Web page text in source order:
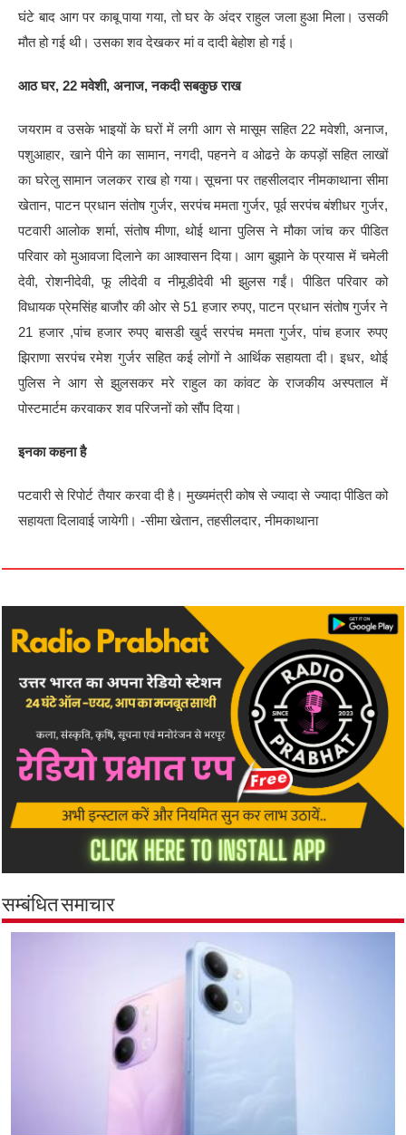
घंटे बाद आग पर काबू पाया गया, तो घर के अंदर राहुल जला हुआ मिला। उसकी
मौत हो गई थी। उसका शव देखकर मां व दादी बेहोश हो गई।
आठ घर, 22 मवेशी, अनाज, नकदी सबकुछ राख
जयराम व उसके भाइयों के घरों में लगी आग से मासूम सहित 22 मवेशी, अनाज,
पशुआहार, खाने पीने का सामान, नगदी, पहनने व ओढऩे के कपड़ों सहित लाखों
का घरेलु सामान जलकर राख हो गया। सूचना पर तहसीलदार नीमकाथाना सीमा
खेतान, पाटन प्रधान संतोष गुर्जर, सरपंच ममता गुर्जर, पूर्व सरपंच बंशीधर गुर्जर,
पटवारी आलोक शर्मा, संतोष मीणा, थोई थाना पुलिस ने मौका जांच कर पीडित
परिवार को मुआवजा दिलाने का आश्वासन दिया। आग बुझाने के प्रयास में चमेली
देवी, रोशनीदेवी, फू लीदेवी व नीमूडीदेवी भी झुलस गईं। पीडित परिवार को
विधायक प्रेमसिंह बाजौर की ओर से 51 हजार रुपए, पाटन प्रधान संतोष गुर्जर ने
21 हजार ,पांच हजार रुपए बासडी खुर्द सरपंच ममता गुर्जर, पांच हजार रुपए
झिराणा सरपंच रमेश गुर्जर सहित कई लोगों ने आर्थिक सहायता दी। इधर, थोई
पुलिस ने आग से झुलसकर मरे राहुल का कांवट के राजकीय अस्पताल में
पोस्टमार्टम करवाकर शव परिजनों को सौंप दिया।
इनका कहना है
पटवारी से रिपोर्ट तैयार करवा दी है। मुख्यमंत्री कोष से ज्यादा से ज्यादा पीडित को
सहायता दिलावाई जायेगी। -सीमा खेतान, तहसीलदार, नीमकाथाना
सम्बंधित समाचार